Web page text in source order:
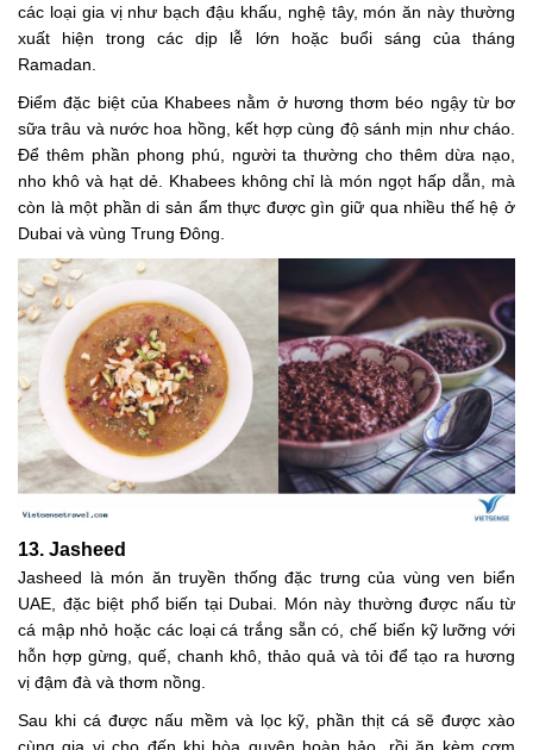
các loại gia vị như bạch đậu khấu, nghệ tây, món ăn này thường
xuất hiện trong các dịp lễ lớn hoặc buổi sáng của tháng
Ramadan.
Điểm đặc biệt của Khabees nằm ở hương thơm béo ngậy từ bơ
sữa trâu và nước hoa hồng, kết hợp cùng độ sánh mịn như cháo.
Để thêm phần phong phú, người ta thường cho thêm dừa nạo,
nho khô và hạt dẻ. Khabees không chỉ là món ngọt hấp dẫn, mà
còn là một phần di sản ẩm thực được gìn giữ qua nhiều thế hệ ở
Dubai và vùng Trung Đông.
13. Jasheed
Jasheed là món ăn truyền thống đặc trưng của vùng ven biển
UAE, đặc biệt phổ biến tại Dubai. Món này thường được nấu từ
cá mập nhỏ hoặc các loại cá trắng sẵn có, chế biến kỹ lưỡng với
hỗn hợp gừng, quế, chanh khô, thảo quả và tỏi để tạo ra hương
vị đậm đà và thơm nồng.
Sau khi cá được nấu mềm và lọc kỹ, phần thịt cá sẽ được xào
cùng gia vị cho đến khi hòa quyện hoàn hảo, rồi ăn kèm cơm